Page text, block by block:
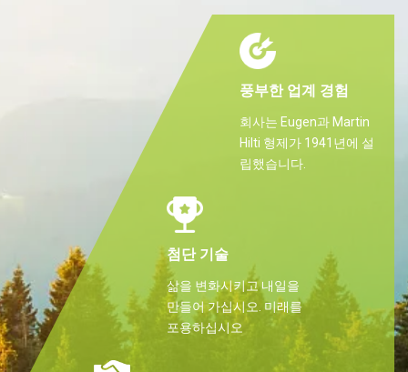
풍부한 업계 경험
회사는 Eugen과 Martin
Hilti 형제가 1941년에 설
립했습니다.
첨단 기술
삶을 변화시키고 내일을
만들어 가십시오. 미래를
포용하십시오